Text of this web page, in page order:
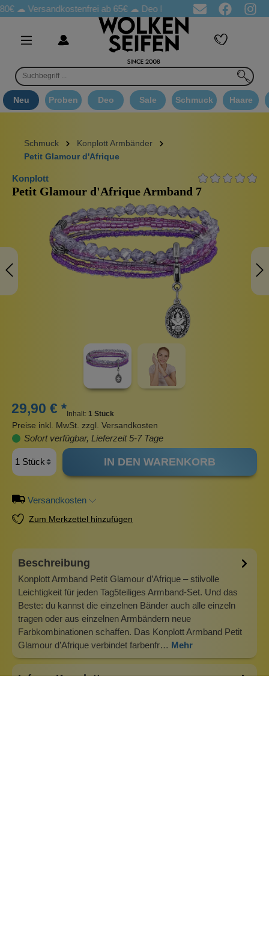
Versandkostenfrei ab 65€☁ Deo Proben in jeder Bestellung ☁
Neu Proben Deo Sale Schmuck Haare
Schmuck
Konplott Armbänder
Petit Glamour d'Afrique
Konplott
Petit Glamour d'Afrique Armband 7
29,90 € * Inhalt: 1 Stück
Preise inkl. MwSt. zzgl. Versandkosten
Sofort verfügbar, Lieferzeit 5-7 Tage
IN DEN WARENKORB
Versandkosten
Zum Merkzettel hinzufügen
Beschreibung
Konplott Armband Petit Glamour d’Afrique – stilvolle
Leichtigkeit für jeden Tag5teiliges Armband-Set. Und das
Beste: du kannst die einzelnen Bänder auch alle einzeln
tragen oder aus einzelnen Armbändern neue
Farbkombinationen schaffen. Das Konplott Armband Petit
Glamour d’Afrique verbindet farbenfr… Mehr
Info zu Konplott